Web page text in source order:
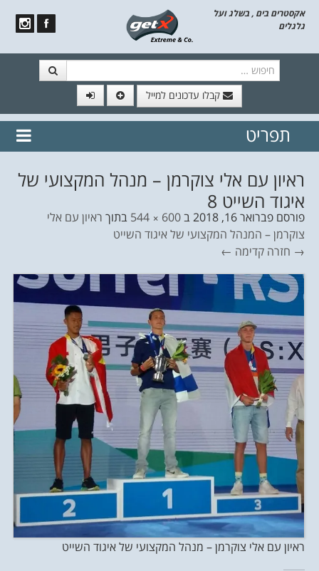
אקסטרים בים , בשלג ועל
גלגלים
קבלו עדכונים למייל
// הצטרף לרשימת תפוצה!
נשמח
תפריט
ראיון עם אלי צוקרמן – מנהל המקצועי של
איגוד השייט 8
פורסם פברואר 16, 2018 ב600 × 544 בתוך ראיון עם אלי
צוקרמן – המנהל המקצועי של איגוד השייט
→ חזרה קדימה ←
ראיון עם אלי צוקרמן – מנהל המקצועי של איגוד השייט